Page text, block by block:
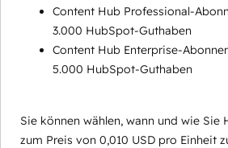
Content Hub Professional-
3.000 HubSpot-Guthaben
Content Hub Enterprise-
5.000 HubSpot-Guthaben
Sie können wählen, wann und wie Sie
zum Preis von 0,010 USD pro Einheit